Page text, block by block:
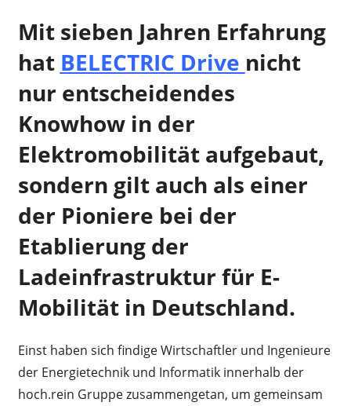
Mit sieben Jahren Erfahrung
hat BELECTRIC Drive nicht
nur entscheidendes
Knowhow in der
Elektromobilität aufgebaut,
sondern gilt auch als einer
der Pioniere bei der
Etablierung der
Ladeinfrastruktur für E-
Mobilität in Deutschland.
Einst haben sich findige Wirtschaftler und Ingenieure
der Energietechnik und Informatik innerhalb der
hoch.rein Gruppe zusammengetan, um gemeinsam